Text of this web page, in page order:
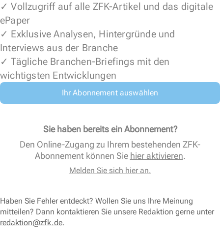
✓ Vollzugriff auf alle ZFK-Artikel und das digitale
ePaper
✓ Exklusive Analysen, Hintergründe und
Interviews aus der Branche
✓ Tägliche Branchen-Briefings mit den
wichtigsten Entwicklungen
Ihr Abonnement auswählen
Sie haben bereits ein Abonnement?
Den Online-Zugang zu Ihrem bestehenden ZFK-
Abonnement können Sie hier aktivieren.
Melden Sie sich hier an.
Haben Sie Fehler entdeckt? Wollen Sie uns Ihre Meinung
mitteilen? Dann kontaktieren Sie unsere Redaktion gerne unter
redaktion@zfk.de.